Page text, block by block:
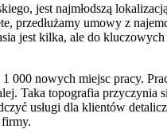
jest najmłodszą
przedłużamy umowy z
jest kilka, ale do
nowych miejsc pracy.
Taka topografia
usługi dla klientów